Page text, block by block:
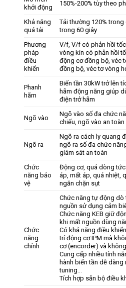
khởi động
150%-200% tùy theo
Khả năng
quá tải
Tải thường 120% trong
trong 60 giây
Phương
pháp
điều
khiển
V/f, V/f có phản hồi
vòng kín có phản hồi
động cơ đồng bộ, véc
đồng bộ, véc tơ vòng
Phanh
hãm
Biến tần 30kW trở lên
hãm động năng giúp
điện trở hãm
Ngõ vào
Ngõ vào số đa chức
chiếu, ngõ vào an toàn
Ngõ ra
Ngõ ra cách ly quang
ngõ ra số đa chức
giám sát an toàn
Chức
năng bảo
vệ
Động cơ, quá dòng
áp, mất áp, quá nhiệt,
ngăn chặn sụt
Chức
năng
chính
Chức năng tự động
nguồn sử dụng cảm
Chức năng KEB giữ
khi mất nguồn dùng
Có khả năng điều
trí động cơ IPM mà
cơ (encorder) và
Cung cấp nhiều tính
hành biến tần dễ dàng
tuning…
Tích hợp sẵn bộ điều